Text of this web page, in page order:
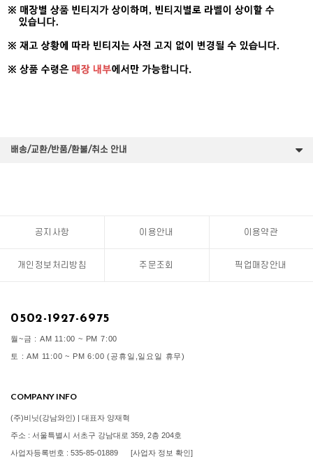
배송/교환/반품/환불/취소 안내
공지사항 이용안내 이용약관
개인정보처리방침 주문조회 픽업매장안내
0502-1927-6975
월~금 : AM 11:00 ~ PM 7:00
토 : AM 11:00 ~ PM 6:00 (공휴일,일요일 휴무)
COMPANY INFO
(주)비닛(강남와인) | 대표자 양재혁
주소 : 서울특별시 서초구 강남대로 359, 2층 204호
사업자등록번호 : 535-85-01889 [사업자 정보 확인]